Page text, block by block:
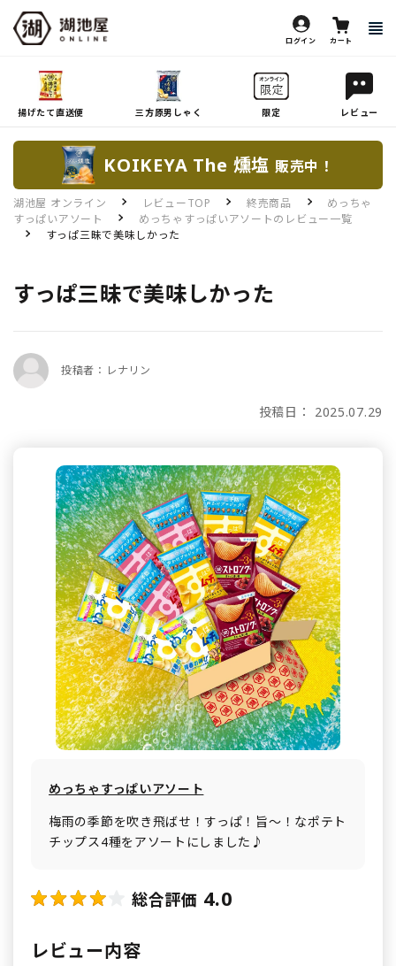
ログイン カート
揚げたて直送便 三方原男しゃく 限定 レビュー
KOIKEYA The 燻塩 販売中！
湖池屋 オンライン レビューTOP 終売商品
めっちゃ
すっぱいアソート
めっちゃすっぱいアソートのレビュー一覧
すっぱ三昧で美味しかった
すっぱ三昧で美味しかった
投稿者：レナリン
投稿日： 2025.07.29
めっちゃすっぱいアソート
梅雨の季節を吹き飛ばせ！すっぱ！旨～！なポテト
チップス4種をアソートにしました♪
総合評価 4.0
レビュー内容